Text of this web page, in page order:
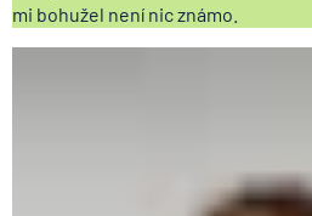
mi bohužel není nic známo.